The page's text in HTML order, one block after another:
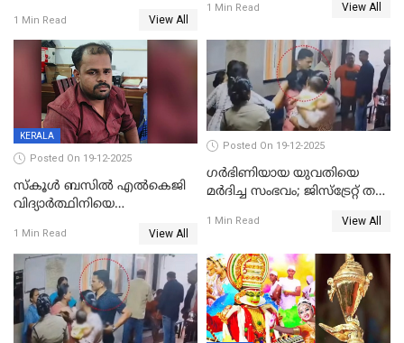
ക്രൂരകൊലപാതകത്തില്‍
സഹോദരിപുത്രന് ജീവപര്യന്തം
1 Min Read View All
നാൽപ്പതിലേറെ
റിപ്പോർട്ട്
1 Min Read View All
KERALA
Posted On 19-12-2025
സ്കൂൾ ബസിൽ എൽകെജി
വിദ്യാര്‍ത്ഥിനിയെ
ക്ലീനര്‍ പിടിയിൽ
1 Min Read View All
Posted On 19-12-2025
ഗര്‍ഭിണിയായ യുവതിയെ
മര്‍ദിച്ച സംഭവം; ജിസ്‌ട്രേറ്റ് തല
യുവതി
1 Min Read View All